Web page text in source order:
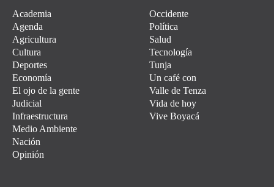
Academia
Agenda
Agricultura
Cultura
Deportes
Economía
El ojo de la gente
Judicial
Infraestructura
Medio Ambiente
Nación
Opinión
Occidente
Política
Salud
Tecnología
Tunja
Un café con
Valle de Tenza
Vida de hoy
Vive Boyacá